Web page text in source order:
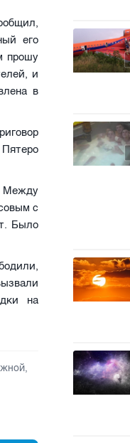
его
прошу
и
в
Между
с
Было
на
,